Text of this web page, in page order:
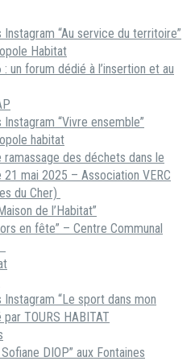
“Au service du territoire”
Habitat
un forum dédié à l’insertion et au
“Vivre ensemble”
habitat
ramassage des déchets dans le
mai 2025 – Association VERC
du Cher)
de l’Habitat”
en fête” – Centre Communal
“Le sport dans mon
TOURS HABITAT
DIOP” aux Fontaines